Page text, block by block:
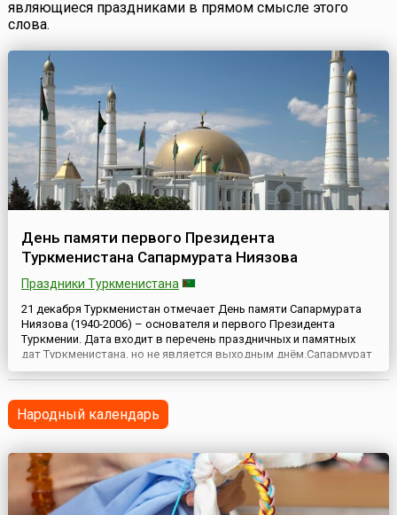
являющиеся праздниками в прямом смысле этого
слова.
День памяти первого Президента
Туркменистана Сапармурата Ниязова
Праздники Туркменистана
21 декабря Туркменистан отмечает День памяти Сапармурата
Ниязова (1940-2006) – основателя и первого Президента
Туркмении. Дата входит в перечень праздничных и памятных
дат Туркменистана, но не является выходным днём.Сапармурат
Ниязов вошёл в историю своей страны как первый Президент
Туркменистана, период нахождения у власти которого
сопровождался становлением независимости после выхода из
сост...
Народный календарь